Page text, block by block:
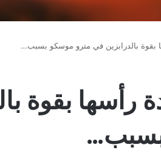
بقوة بالدرابزين في مترو موسكو بسبب…
بقوة